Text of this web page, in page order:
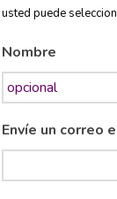
usted puede
Nombre
Envíe un correo